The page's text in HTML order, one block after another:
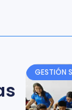
GESTIÓN